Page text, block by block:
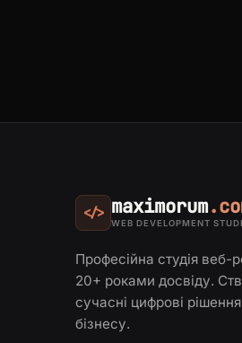
</> maximorum
WEB DEVELOPMENT
Професійна студія веб-
20+ роками досвіду.
сучасні цифрові
бізнесу.